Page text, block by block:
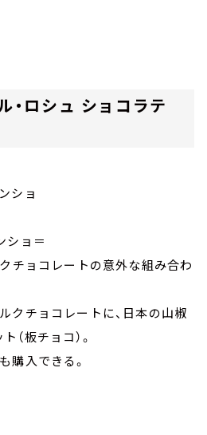
・ロシュ ショコラテ
ショ
ショ＝
クチョコレートの意外な組み合わ
クチョコレートに、日本の山椒
（板チョコ）。
購入できる。